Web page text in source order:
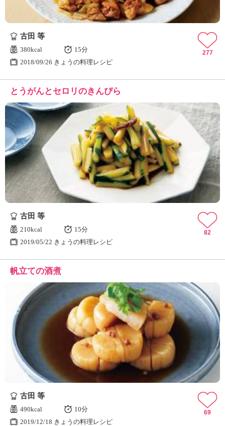
古田 等
380kcal
15分
2018/09/26 きょうの料理レシピ
277
とうがんとセロリのきんぴら
古田 等
210kcal
15分
2019/05/22 きょうの料理レシピ
82
帆立ての酒煮
古田 等
490kcal
10分
2019/12/18 きょうの料理レシピ
69